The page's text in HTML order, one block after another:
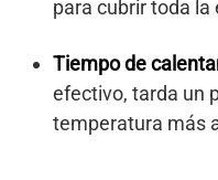
para cubrir toda la
Tiempo de
efectivo, tarda un
temperatura más